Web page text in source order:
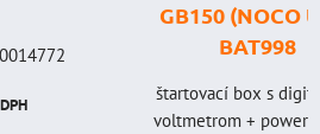
GB150 (NOCO
BAT998
štartovací box s
voltmetrom + power